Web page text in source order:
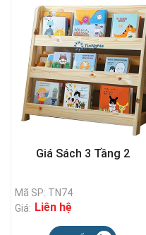
Giá Sách 3 Tầng 2
Mã SP: TN74
Giá: Liên hệ